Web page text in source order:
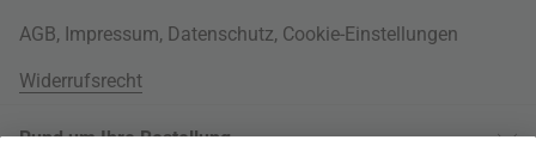
AGB, Impressum, Datenschutz, Cookie-Einstellungen
Widerrufsrecht
Rund um Ihre Bestellung